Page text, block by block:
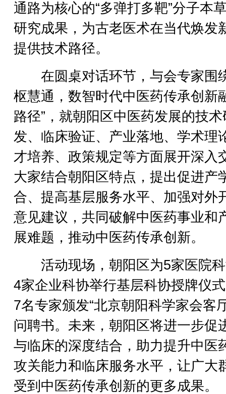
通路为核心的“多弹打多靶”分子本
研究成果，为古老医术在当代焕发
提供技术路径。
在圆桌对话环节，与会专家围
枢慧通，数智时代中医药传承创新
路径”，就朝阳区中医药发展的技术
发、临床验证、产业落地、学术理
才培养、政策规定等方面展开深入
大家结合朝阳区特点，提出促进产
合、提高基层服务水平、加强对外
意见建议，共同破解中医药事业和
展难题，推动中医药传承创新。
活动现场，朝阳区为5家医院
4家企业科协举行基层科协授牌仪
7名专家颁发“北京朝阳科学家会客
问聘书。未来，朝阳区将进一步促
与临床的深度结合，助力提升中医
攻关能力和临床服务水平，让广大
受到中医药传承创新的更多成果。